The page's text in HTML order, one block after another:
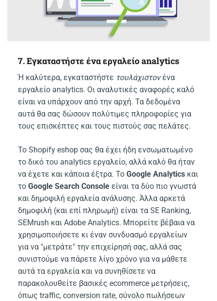
7. Εγκαταστήστε ένα εργαλείο analytics
Ή καλύτερα, εγκαταστήστε τουλάχιστονένα
εργαλείο analytics. Οι αναλυτικές αναφορές καλό
είναι να υπάρχουν από την αρχή. Τα δεδομένα
αυτά θα σας δώσουν πολύτιμες πληροφορίες για
τους επισκέπτες και τους πιστούς σας πελάτες.
Το Shopify eshop σας θα έχει ήδη ενσωματωμένο
το δικό του analytics εργαλείο, αλλά καλό θα ήταν
να έχετε και κάποια έξτρα. ΤοGoogle Analytics και
τοGoogle Search Console είναι τα δύο πιο γνωστά
και δημοφιλή εργαλεία ανάλυσης. Άλλα αρκετά
δημοφιλή (και επί πληρωμή) είναι τα SE Ranking,
SEMrush και Adobe Analytics. Μπορείτε βέβαια να
χρησιμοποιήσετε κι έναν συνδυασμό εργαλείων
για να "μετράτε" την επιχείρησή σας, αλλά σας
συνιστούμε να πάρετε λίγο χρόνο για να μάθετε
αυτά τα εργαλεία και να συνηθίσετε να
παρακολουθείτε βασικές ecommerce μετρήσεις,
όπως traffic, conversion rate, σύνολο πωλήσεων